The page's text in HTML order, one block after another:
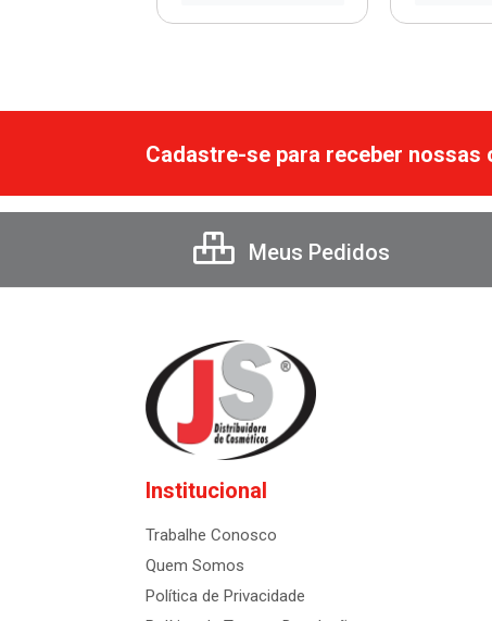
Cadastre-se para receber nossas
Meus Pedidos
Institucional
Trabalhe Conosco
Quem Somos
Política de Privacidade